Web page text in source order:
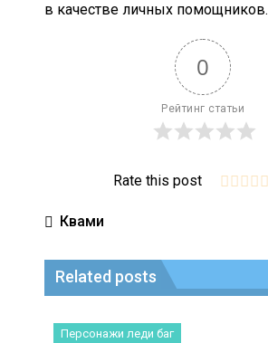
в качестве личных помощников.
0
Рейтинг статьи
Rate this post
Квами
Related posts
Персонажи леди баг